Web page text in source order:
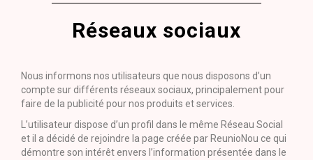
Réseaux sociaux
Nous informons nos utilisateurs que nous disposons d’un
compte sur différents réseaux sociaux, principalement pour
faire de la publicité pour nos produits et services.
L’utilisateur dispose d’un profil dans le même Réseau Social
et il a décidé de rejoindre la page créée par ReunioNou ce qui
démontre son intérêt envers l’information présentée dans le